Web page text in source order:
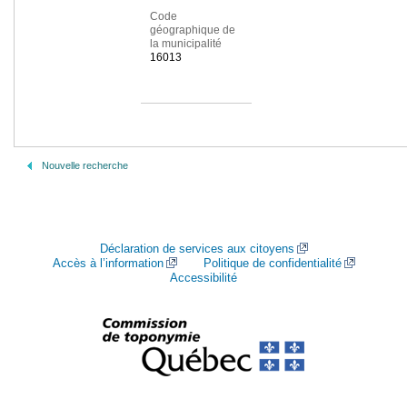
Code
géographique de
la municipalité
16013
Nouvelle recherche
Déclaration de services aux citoyens
Accès à l’information
Politique de confidentialité
Accessibilité